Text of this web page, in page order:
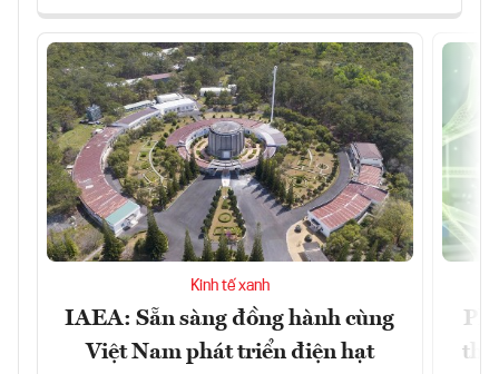
Kinh tế xanh
IAEA: Sẵn sàng đồng hành cùng
Việt Nam phát triển điện hạt